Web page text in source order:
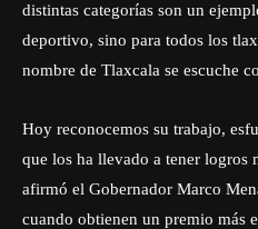
distintas categorías son un
deportivo, sino para todos los
nombre de Tlaxcala se escuche
Hoy reconocemos su trabajo,
que los ha llevado a tener logros
afirmó el Gobernador Marco
cuando obtienen un premio más